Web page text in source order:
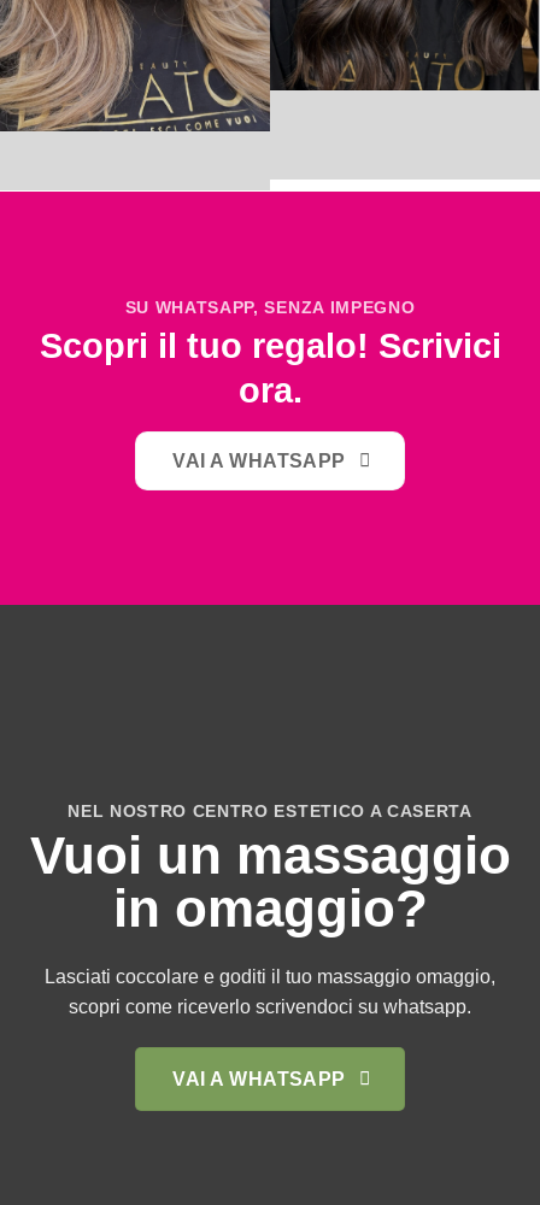
SU WHATSAPP, SENZA IMPEGNO
Scopri il tuo regalo! Scrivici
ora.
VAI A WHATSAPP
NEL NOSTRO CENTRO ESTETICO A CASERTA
Vuoi un massaggio
in omaggio?
Lasciati coccolare e goditi il tuo massaggio omaggio,
scopri come riceverlo scrivendoci su whatsapp.
VAI A WHATSAPP